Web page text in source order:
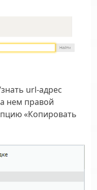
url-адрес
нем правой
«Копировать